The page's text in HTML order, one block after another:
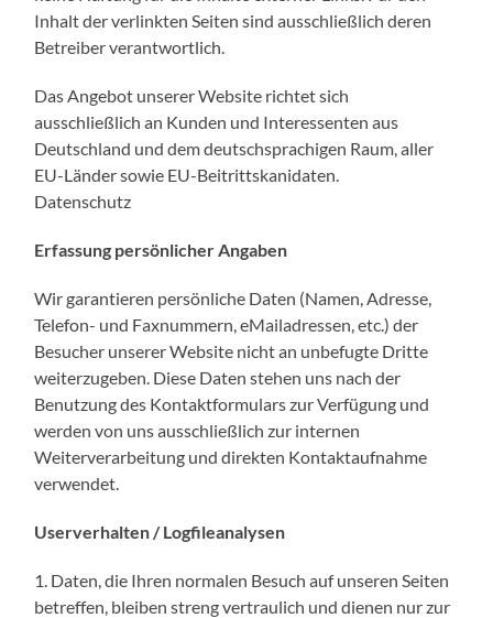
Inhalt der verlinkten Seiten sind ausschließlich deren
Betreiber verantwortlich.
Das Angebot unserer Website richtet sich
ausschließlich an Kunden und Interessenten aus
Deutschland und dem deutschsprachigen Raum, aller
EU-Länder sowie EU-Beitrittskanidaten.
Datenschutz
Erfassung persönlicher Angaben
Wir garantieren persönliche Daten (Namen, Adresse,
Telefon- und Faxnummern, eMailadressen, etc.) der
Besucher unserer Website nicht an unbefugte Dritte
weiterzugeben. Diese Daten stehen uns nach der
Benutzung des Kontaktformulars zur Verfügung und
werden von uns ausschließlich zur internen
Weiterverarbeitung und direkten Kontaktaufnahme
verwendet.
Userverhalten / Logfileanalysen
1. Daten, die Ihren normalen Besuch auf unseren Seiten
betreffen, bleiben streng vertraulich und dienen nur zur